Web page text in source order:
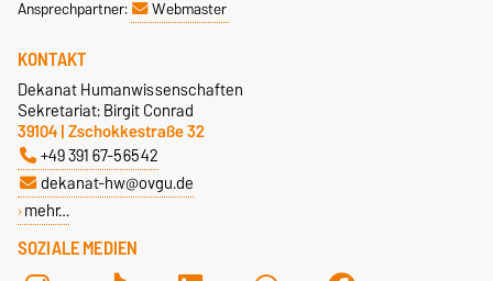
Ansprechpartner:
Webmaster
SOZIALE MEDIEN
KONTAKT
Dekanat Humanwissenschaften
Sekretariat: Birgit Conrad
39104 | Zschokkestraße 32
+49 391 67-56542
dekanat-hw@ovgu.de
mehr…